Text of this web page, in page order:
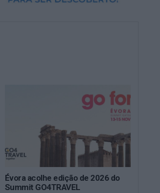
Évora acolhe edição de 2026 do
Summit GO4TRAVEL